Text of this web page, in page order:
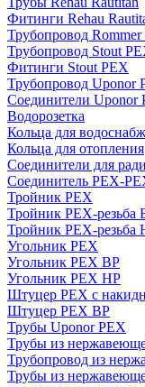
Фитинги Rehau
Трубопровод Rommer
Трубопровод Stout
Фитинги Stout PEX
Трубопровод Uponor
Соединители Uponor
Водорозетка
Кольца для
Кольца для отопления
Соединители для
Соединитель PEX-
Тройник PEX
Тройник PEX-резьба
Тройник PEX-резьба
Угольник PEX
Угольник PEX ВР
Угольник PEX НР
Штуцер PEX c
Штуцер PEX ВР
Трубы Uponor PEX
Трубы из
Трубопровод из
Трубы из